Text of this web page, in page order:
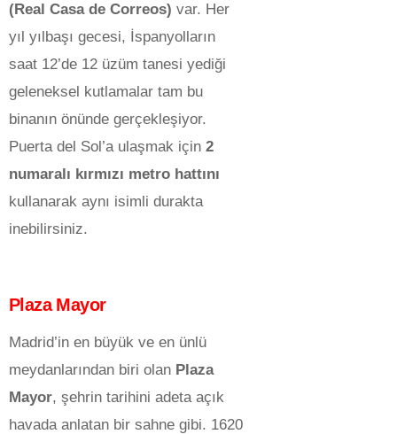
(Real Casa de Correos) var. Her
yıl yılbaşı gecesi, İspanyolların
saat 12’de 12 üzüm tanesi yediği
geleneksel kutlamalar tam bu
binanın önünde gerçekleşiyor.
Puerta del Sol’a ulaşmak için 2
numaralı kırmızı metro hattını
kullanarak aynı isimli durakta
inebilirsiniz.
Plaza Mayor
Madrid’in en büyük ve en ünlü
meydanlarından biri olan Plaza
Mayor, şehrin tarihini adeta açık
havada anlatan bir sahne gibi. 1620